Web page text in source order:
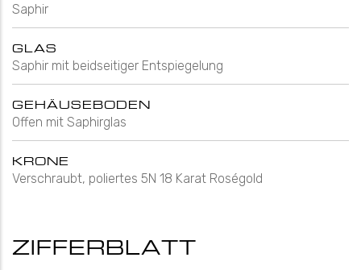
Saphir
GLAS
Saphir mit beidseitiger Entspiegelung
GEHÄUSEBODEN
Offen mit Saphirglas
KRONE
Verschraubt, poliertes 5N 18 Karat Roségold
ZIFFERBLATT